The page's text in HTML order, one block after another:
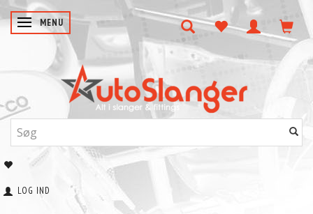
SKIFTE NAVIGATION
MENU
LOG IND